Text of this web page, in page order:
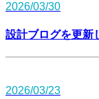
2026/03/30
設計ブログを更新
2026/03/23